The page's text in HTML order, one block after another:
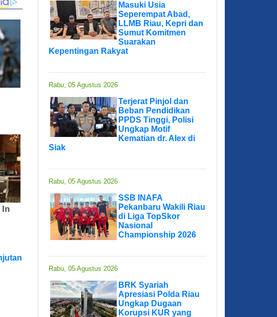
Masuki Usia
Seperempat Abad,
LLMB Riau, Kepri dan
Sumut Komitmen
Suarakan
Kepentingan Rakyat
Rabu, 05 Agustus 2026
Terjerat Pinjol dan
Beban Pendidikan
PPDS Tinggi, Polisi
Ungkap Motif
Kematian dr. Alex di
Siak
Rabu, 05 Agustus 2026
SSB INAFA
Pekanbaru Wakili Riau
di Liga TopSkor
Nasional
Championship 2026
Rabu, 05 Agustus 2026
BRK Syariah
Apresiasi Polda Riau
Ungkap Dugaan
Korupsi KUR yang